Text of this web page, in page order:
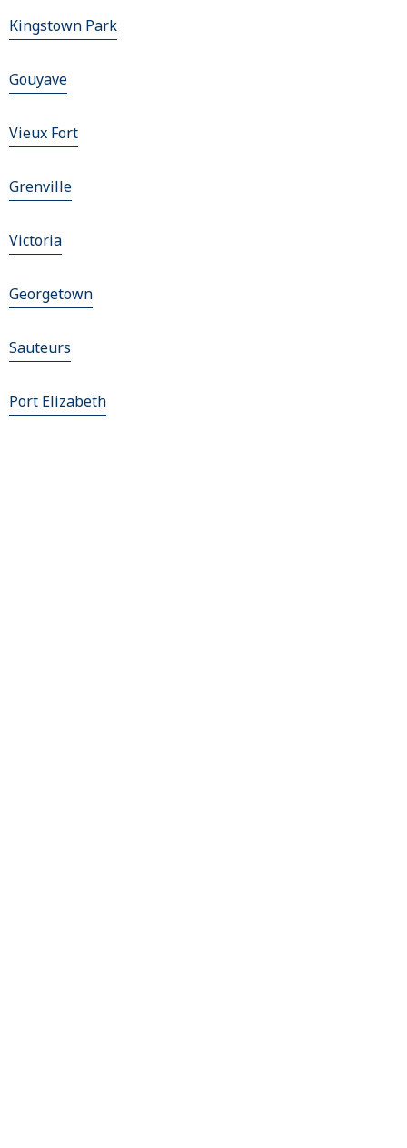
Kingstown Park
Gouyave
Vieux Fort
Grenville
Victoria
Georgetown
Sauteurs
Port Elizabeth